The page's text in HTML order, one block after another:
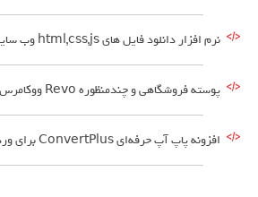
نرم افزار دانلود فایل های html,css,js وب سایت نسخه 1.2
پوسته فروشگاهی و چندمنظوره Revo ووکامرس
افزونه پاپ آپ حرفه‌ای ConvertPlus برای وردپرس